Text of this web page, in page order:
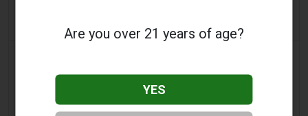
Vape-Verkäufe – Tobacco Reporter
VAE führen ab dem 1. September einen
Mindeststeuersatz für E‑Zigaretten‑ und
Vape‑Flüssigkeiten ein
Are you over 21 years of age?
YES